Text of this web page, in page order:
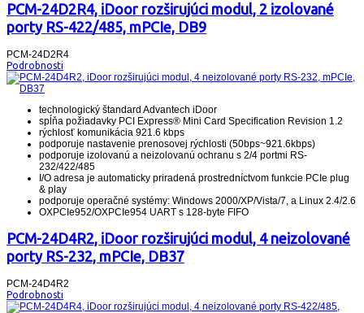
PCM-24D2R4, iDoor rozširujúci modul, 2 izolované
porty RS-422/485, mPCIe, DB9
PCM-24D2R4
Podrobnosti
technologický štandard Advantech iDoor
spĺňa požiadavky PCI Express® Mini Card Specification Revision 1.2
rýchlosť komunikácia 921.6 kbps
podporuje nastavenie prenosovej rýchlosti (50bps~921.6kbps)
podporuje izolovanú a neizolovanú ochranu s 2/4 portmi RS-
232/422/485
I/O adresa je automaticky priradená prostredníctvom funkcie PCIe plug
& play
podporuje operačné systémy: Windows 2000/XP/Vista/7, a Linux 2.4/2.6
OXPCIe952/OXPCIe954 UART s 128-byte FIFO
PCM-24D4R2, iDoor rozširujúci modul, 4 neizolované
porty RS-232, mPCIe, DB37
PCM-24D4R2
Podrobnosti